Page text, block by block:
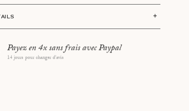
des anses : 13 cm
aux Etats-Unis
Payez en 4x sans frais avec Paypal
14 jours pour changer d'avis